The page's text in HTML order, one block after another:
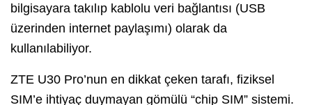
bilgisayara takılıp kablolu veri bağlantısı (USB
üzerinden internet paylaşımı) olarak da
kullanılabiliyor.
ZTE U30 Pro’nun en dikkat çeken tarafı, fiziksel
SIM’e ihtiyaç duymayan gömülü “chip SIM” sistemi.